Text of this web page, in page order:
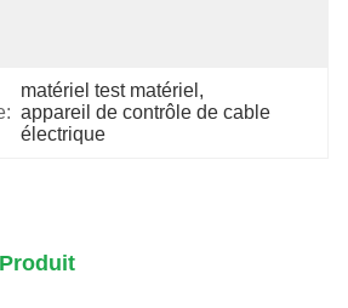
matériel test matériel ,
appareil de contrôle de cable
électrique